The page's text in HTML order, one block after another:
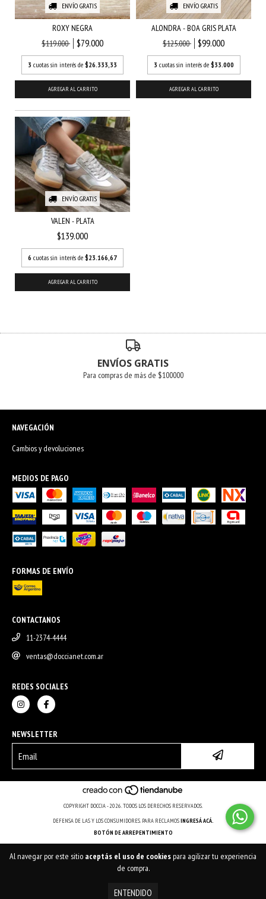
Al navegar por este sitio aceptás el uso de cookiespara agilizar tu experiencia
de compra.
ENTENDIDO
ENVÍO GRATIS
ROXY NEGRA
$119.000
$79.000
3 cuotas sin interés de $26.333,33
AGREGAR AL CARRITO
ENVÍO GRATIS
ALONDRA - BOA GRIS PLATA
$125.000
$99.000
3 cuotas sin interés de $33.000
AGREGAR AL CARRITO
ENVÍO GRATIS
VALEN - PLATA
$139.000
6 cuotas sin interés de $23.166,67
AGREGAR AL CARRITO
ENVÍOS GRATIS
Para compras de más de $100000
NAVEGACIÓN
Cambios y devoluciones
MEDIOS DE PAGO
FORMAS DE ENVÍO
CONTACTANOS
11-2374-4444
ventas@doccianet.com.ar
REDES SOCIALES
NEWSLETTER
COPYRIGHT DOCCIA - 2026. TODOS LOS DERECHOS RESERVADOS.
DEFENSA DE LAS Y LOS CONSUMIDORES. PARA RECLAMOSINGRESÁ ACÁ.
BOTÓN DE ARREPENTIMIENTO